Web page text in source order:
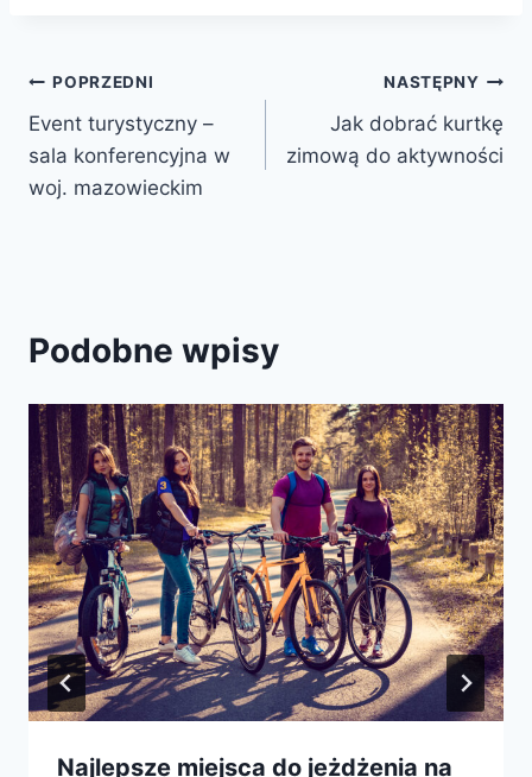
Nawigacja
wpisu
POPRZEDNI
Event turystyczny –
sala konferencyjna w
woj. mazowieckim
NASTĘPNY
Jak dobrać kurtkę
zimową do aktywności
Podobne wpisy
Najlepsze miejsca do jeżdżenia na